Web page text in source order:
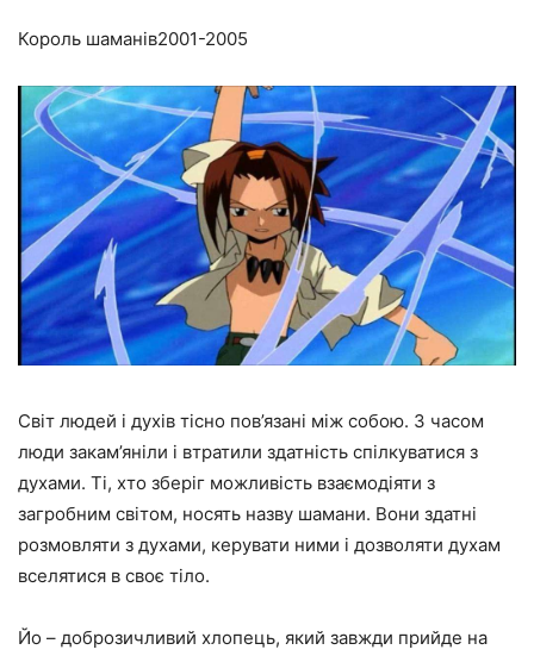
Король шаманів2001-2005
Світ людей і духів тісно пов’язані між собою. З часом
люди закам’яніли і втратили здатність спілкуватися з
духами. Ті, хто зберіг можливість взаємодіяти з
загробним світом, носять назву шамани. Вони здатні
розмовляти з духами, керувати ними і дозволяти духам
вселятися в своє тіло.
Йо – доброзичливий хлопець, який завжди прийде на